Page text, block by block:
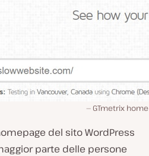
GTmetrix
del sito WordPress
parte delle persone